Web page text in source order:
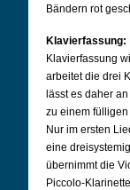
Bändern rot
Klavierfassung:
Klavierfassung
arbeitet die drei
lässt es daher
zu einem
Nur im ersten
eine
übernimmt die
Piccolo-